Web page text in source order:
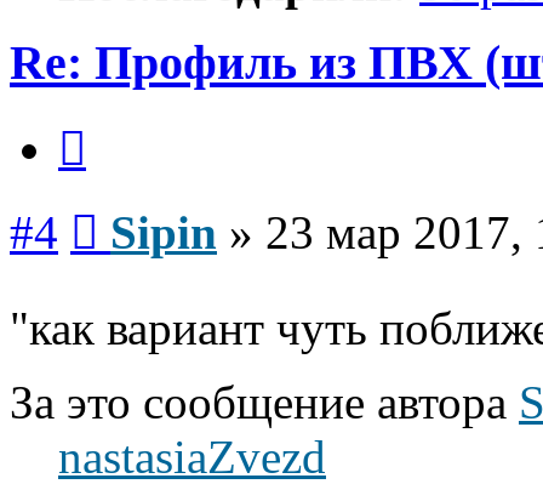
Re: Профиль из ПВХ
#4 Sipin » 23 мар 2017,
"как вариант чуть
За это сообщение автора
nastasiaZvezd